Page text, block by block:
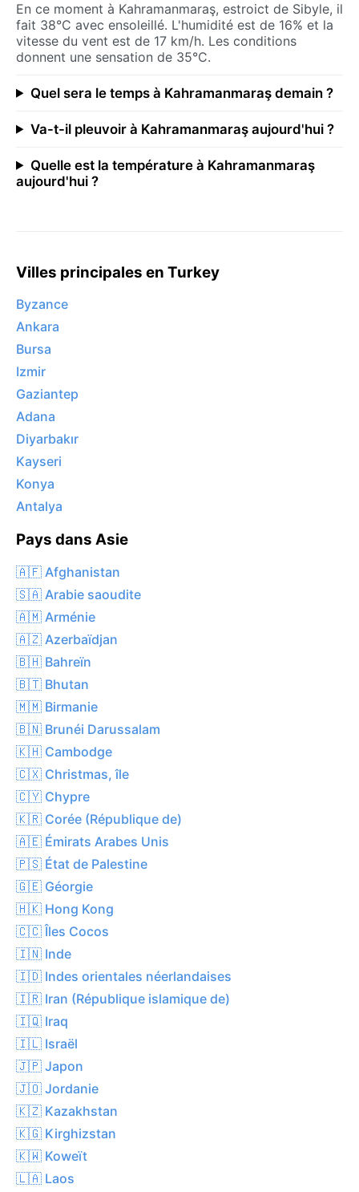
En ce moment à Kahramanmaraş, estroict de Sibyle, il
fait 38°C avec ensoleillé. L'humidité est de 16% et la
vitesse du vent est de 17 km/h. Les conditions
donnent une sensation de 35°C.
Quel sera le temps à Kahramanmaraş demain ?
Va-t-il pleuvoir à Kahramanmaraş aujourd'hui ?
Quelle est la température à Kahramanmaraş
aujourd'hui ?
Villes principales en Turkey
Byzance
Ankara
Bursa
Izmir
Gaziantep
Adana
Diyarbakır
Kayseri
Konya
Antalya
Pays dans Asie
🇦🇫 Afghanistan
🇸🇦 Arabie saoudite
🇦🇲 Arménie
🇦🇿 Azerbaïdjan
🇧🇭 Bahreïn
🇧🇹 Bhutan
🇲🇲 Birmanie
🇧🇳 Brunéi Darussalam
🇰🇭 Cambodge
🇨🇽 Christmas, île
🇨🇾 Chypre
🇰🇷 Corée (République de)
🇦🇪 Émirats Arabes Unis
🇵🇸 État de Palestine
🇬🇪 Géorgie
🇭🇰 Hong Kong
🇨🇨 Îles Cocos
🇮🇳 Inde
🇮🇩 Indes orientales néerlandaises
🇮🇷 Iran (République islamique de)
🇮🇶 Iraq
🇮🇱 Israël
🇯🇵 Japon
🇯🇴 Jordanie
🇰🇿 Kazakhstan
🇰🇬 Kirghizstan
🇰🇼 Koweït
🇱🇦 Laos